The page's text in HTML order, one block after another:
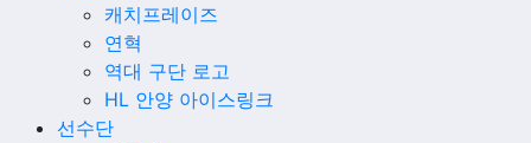
캐치프레이즈
연혁
역대 구단 로고
HL 안양 아이스링크
선수단